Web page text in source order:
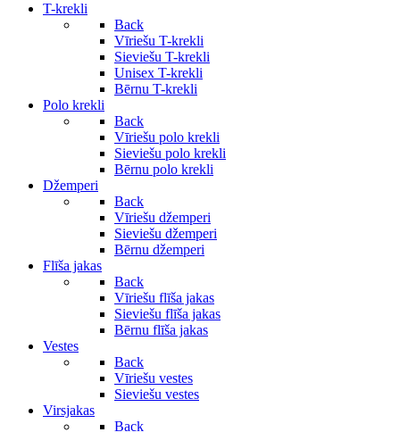
T-krekli
Back
Vīriešu T-krekli
Sieviešu T-krekli
Unisex T-krekli
Bērnu T-krekli
Polo krekli
Back
Vīriešu polo krekli
Sieviešu polo krekli
Bērnu polo krekli
Džemperi
Back
Vīriešu džemperi
Sieviešu džemperi
Bērnu džemperi
Flīša jakas
Back
Vīriešu flīša jakas
Sieviešu flīša jakas
Bērnu flīša jakas
Vestes
Back
Vīriešu vestes
Sieviešu vestes
Virsjakas
Back